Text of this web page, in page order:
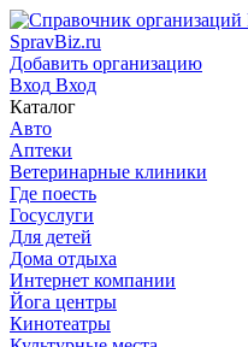
SpravBiz.ru
Добавить организацию
Вход Вход
Каталог
Авто
Аптеки
Ветеринарные клиники
Где поесть
Госуслуги
Для детей
Дома отдыха
Интернет компании
Йога центры
Кинотеатры